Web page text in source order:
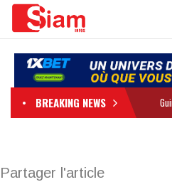
BREAKING NEWS
Partager l'article